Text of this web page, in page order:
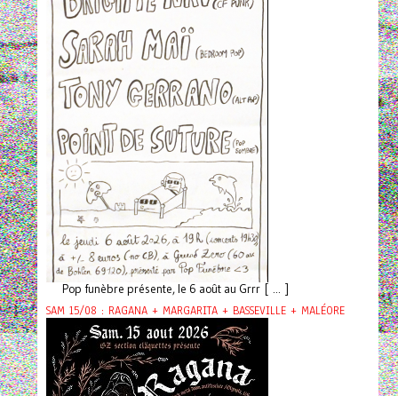
Pop funèbre présente, le 6 août au Grrr [ ... ]
SAM 15/08 : RAGANA + MARGARITA + BASSEVILLE + MALÉORE